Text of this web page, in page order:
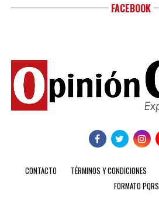
FACEBOOK
CONTACTO TÉRMINOS Y CONDICIONES
FORMATO PQRS